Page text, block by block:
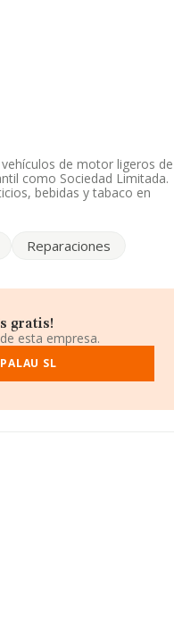
de motor ligeros de
como Sociedad Limitada.
bebidas y tabaco en
caído 128 puestos a nivel
debajo en el ranking de
Se encuentran en una mejor
Form S.L, sin embargo, está
Dental Dr Lebreux
pasando del 24.896
. Para saber más
Reparaciones
gratis!
esta empresa.
SL